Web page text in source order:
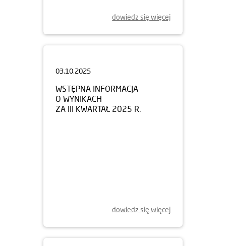
dowiedz się więcej
WSTĘPNA INFORMACJA
O WYNIKACH
ZA III KWARTAŁ 2025 R.
dowiedz się więcej